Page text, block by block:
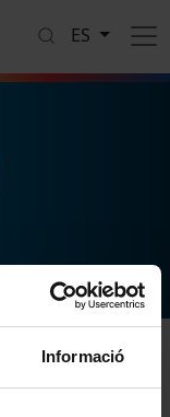
Informació
ES